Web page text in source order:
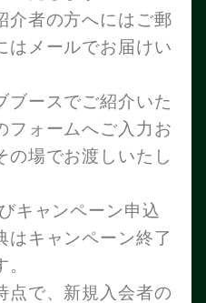
者の方へにはご郵
はメールでお届けい
ースでご紹介いた
フォームへご入力お
の場でお渡しいたし
キャンペーン申込
はキャンペーン終了
で、新規入会者の